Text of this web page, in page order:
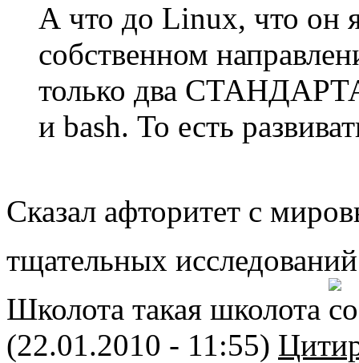
А что до Linux, что он
собственном
только два
и bash. То есть
Сказал афторитет с
тщательных
Школота такая школота
(22.01.2010 - 11:55)